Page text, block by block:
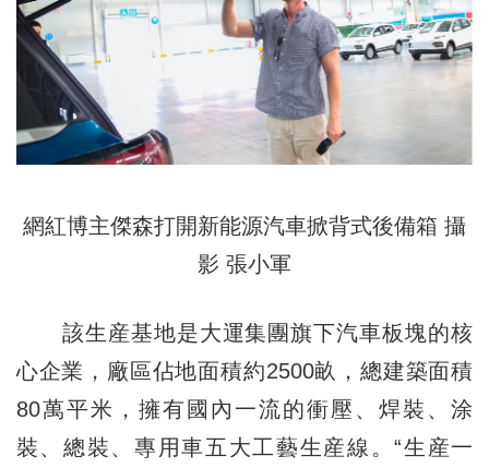
網紅博主傑森打開新能源汽車掀背式後備箱 攝
影 張小軍
該生産基地是大運集團旗下汽車板塊的核
心企業，廠區佔地面積約2500畝，總建築面積
80萬平米，擁有國內一流的衝壓、焊裝、涂
裝、總裝、專用車五大工藝生産線。“生産一